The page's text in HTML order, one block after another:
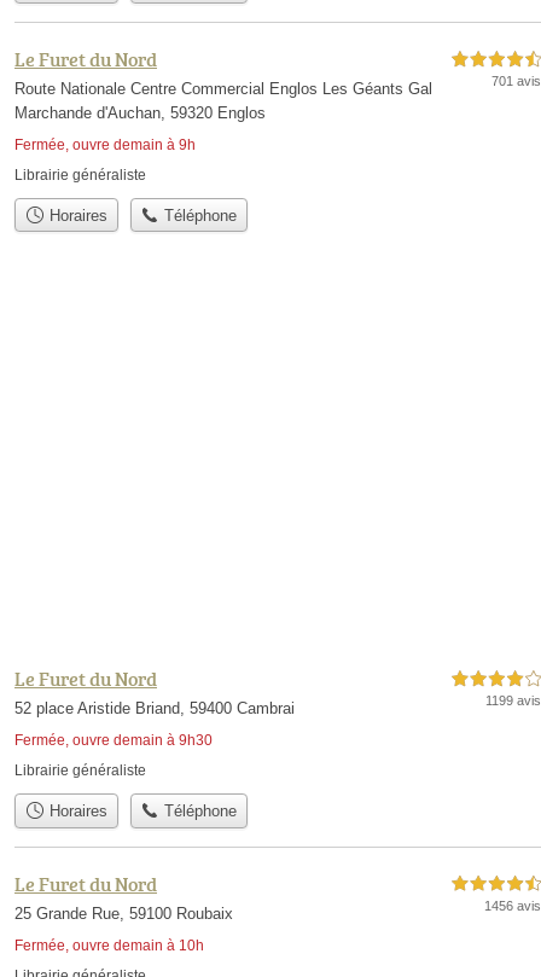
Le Furet du Nord
Route Nationale Centre Commercial Englos Les Géants Gal
Marchande d'Auchan, 59320 Englos
Fermée, ouvre demain à 9h
4,5 étoiles sur 5
701 avis
Librairie généraliste
Horaires Téléphone
Le Furet du Nord
52 place Aristide Briand, 59400 Cambrai
Fermée, ouvre demain à 9h30
4,0 étoiles sur 5
1199 avis
Librairie généraliste
Horaires Téléphone
Le Furet du Nord
25 Grande Rue, 59100 Roubaix
Fermée, ouvre demain à 10h
4,5 étoiles sur 5
1456 avis